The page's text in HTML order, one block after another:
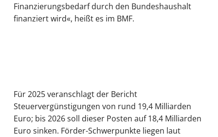
Finanzierungsbedarf durch den Bundeshaushalt
finanziert wird«, heißt es im BMF.
Für 2025 veranschlagt der Bericht
Steuervergünstigungen von rund 19,4 Milliarden
Euro; bis 2026 soll dieser Posten auf 18,4 Milliarden
Euro sinken. Förder-Schwerpunkte liegen laut